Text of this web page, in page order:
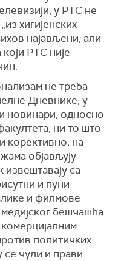
у РТС не
хигијенских
најављени, али
који РТС није
не треба
Дневнике, у
новинари, односно
ни то што
корективно, на
објављују
са
и пуни
и филмове
медијског бешчашћа.
политичких
се чули и прави